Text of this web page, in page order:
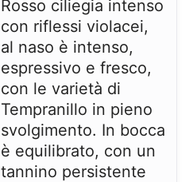
Rosso ciliegia intenso
con riflessi violacei,
al naso è intenso,
espressivo e fresco,
con le varietà di
Tempranillo in pieno
svolgimento. In bocca
è equilibrato, con un
tannino persistente